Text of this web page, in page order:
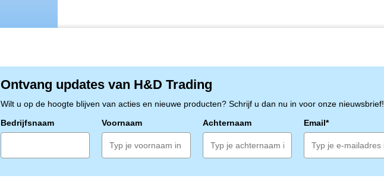
Ontvang updates van H&D Trading
Wilt u op de hoogte blijven van acties en nieuwe producten? Schrijf u dan nu in voor onze nieuwsbrief!
Bedrijfsnaam
Voornaam Achternaam Email*